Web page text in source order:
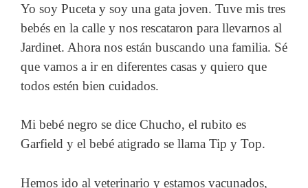
Yo soy Puceta y soy una gata joven. Tuve mis tres
bebés en la calle y nos rescataron para llevarnos al
Jardinet. Ahora nos están buscando una familia. Sé
que vamos a ir en diferentes casas y quiero que
todos estén bien cuidados.
Mi bebé negro se dice Chucho, el rubito es
Garfield y el bebé atigrado se llama Tip y Top.
Hemos ido al veterinario y estamos vacunados,